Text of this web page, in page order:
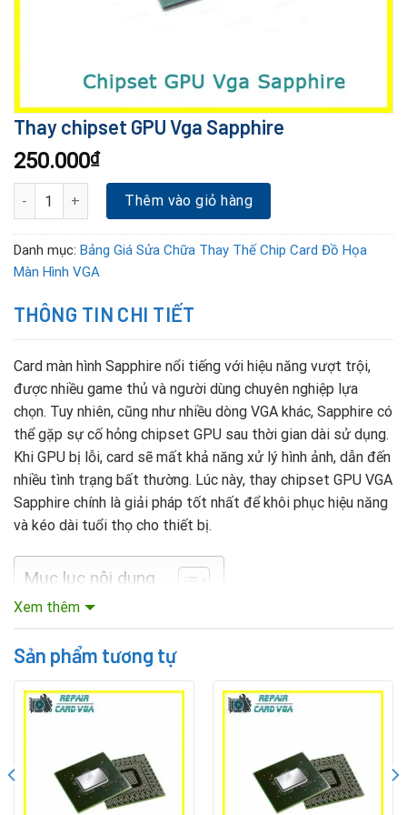
Thay chipset GPU Vga Sapphire
250.000₫
Thay chipset GPU Vga Sapphire số lượng
Thêm vào giỏ hàng
Danh mục: Bảng Giá Sửa Chữa Thay Thế Chip Card Đồ Họa
Màn Hình VGA
THÔNG TIN CHI TIẾT
Card màn hình Sapphire nổi tiếng với hiệu năng vượt trội,
được nhiều game thủ và người dùng chuyên nghiệp lựa
chọn. Tuy nhiên, cũng như nhiều dòng VGA khác, Sapphire có
thể gặp sự cố hỏng chipset GPU sau thời gian dài sử dụng.
Khi GPU bị lỗi, card sẽ mất khả năng xử lý hình ảnh, dẫn đến
nhiều tình trạng bất thường. Lúc này, thay chipset GPU VGA
Sapphire chính là giải pháp tốt nhất để khôi phục hiệu năng
và kéo dài tuổi thọ cho thiết bị.
Mục lục nội dung
Chipset GPU là bộ phận quan trọng nhất trong card màn
Một số dấu hiệu thường gặp khi VGA Sapphire bị hỏng chip
Máy tính xuất hiện màn hình xanh hoặc bị treo khi xử lý
tác vụ nặng.
Xem thêm
Sản phẩm tương tự